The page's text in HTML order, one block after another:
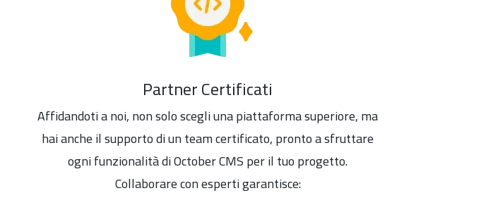
Partner Certificati
Affidandoti a noi, non solo scegli una piattaforma superiore, ma
hai anche il supporto di un team certificato, pronto a sfruttare
ogni funzionalità di October CMS per il tuo progetto.
Collaborare con esperti garantisce: